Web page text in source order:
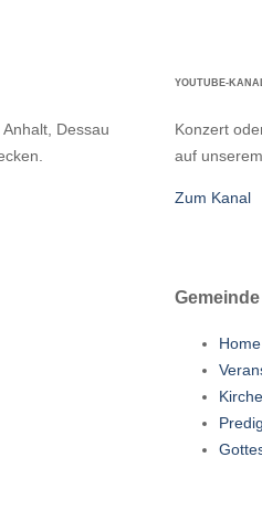
Dessau
YOUTUBE-
Konzert
auf
Zum Kanal
Gemeinde
Home